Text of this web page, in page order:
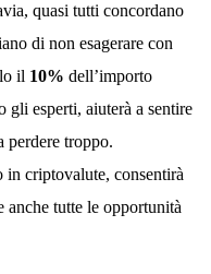
quasi tutti concordano
di non esagerare con
il 10% dell’importo
gli esperti, aiuterà a sentire
perdere troppo.
criptovalute, consentirà
anche tutte le opportunità